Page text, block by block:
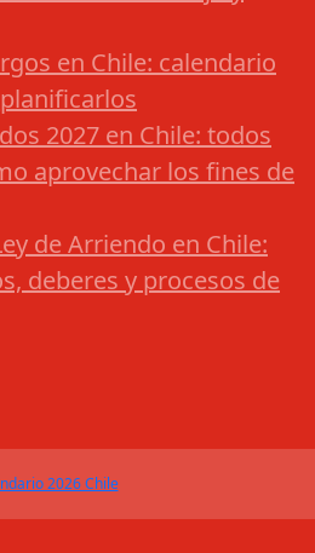
en Chile: calendario
2027 en Chile: todos
aprovechar los fines de
de Arriendo en Chile:
deberes y procesos de
2026 Chile